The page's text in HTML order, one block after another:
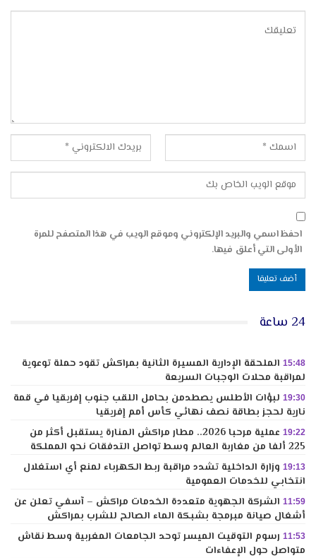
احفظ اسمي والبريد الإلكتروني وموقع الويب في هذا المتصفح للمرة
الأولى التي أعلق فيها.
24 ساعة
15:48 الملحقة الإدارية المسيرة الثانية بمراكش تقود حملة توعوية
لمراقبة محلات الوجبات السريعة
19:30 لبؤات الأطلس يصطدمن بحامل اللقب جنوب إفريقيا في قمة
نارية لحجز بطاقة نصف نهائي كأس أمم إفريقيا
19:22
عملية مرحبا 2026.. مطار مراكش المنارة يستقبل أكثر من
225 ألفا من مغاربة العالم وسط تواصل التدفقات نحو المملكة
19:13 وزارة الداخلية تشدد مراقبة ربط الكهرباء لمنع أي استغلال
انتخابي للخدمات العمومية
11:59 الشركة الجهوية متعددة الخدمات مراكش – آسفي تعلن عن
أشغال صيانة مبرمجة بشبكة الماء الصالح للشرب بمراكش
11:53 رسوم التوقيت الميسر توحد الجامعات المغربية وسط نقاش
متواصل حول الإعفاءات